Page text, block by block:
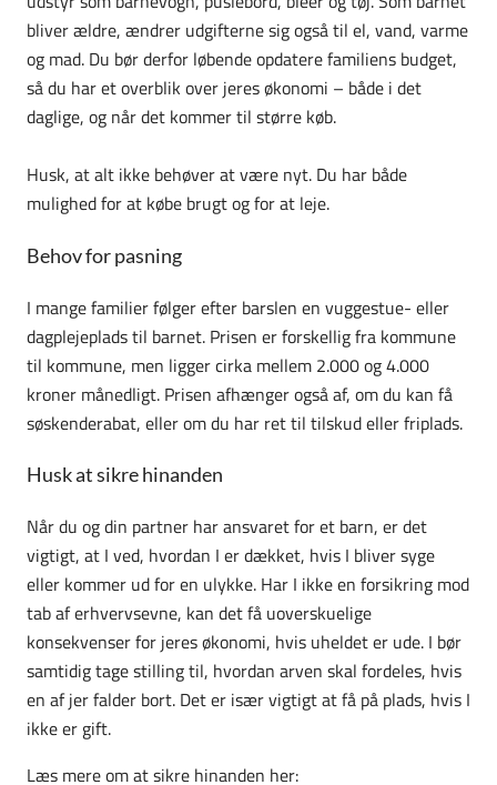
bliver ældre, ændrer udgifterne sig også til el, vand, varme
og mad. Du bør derfor løbende opdatere familiens budget,
så du har et overblik over jeres økonomi – både i det
daglige, og når det kommer til større køb.
Husk, at alt ikke behøver at være nyt. Du har både
mulighed for at købe brugt og for at leje.
Behov for pasning
I mange familier følger efter barslen en vuggestue- eller
dagplejeplads til barnet. Prisen er forskellig fra kommune
til kommune, men ligger cirka mellem 2.000 og 4.000
kroner månedligt. Prisen afhænger også af, om du kan få
søskenderabat, eller om du har ret til tilskud eller friplads.
Husk at sikre hinanden
Når du og din partner har ansvaret for et barn, er det
vigtigt, at I ved, hvordan I er dækket, hvis I bliver syge
eller kommer ud for en ulykke. Har I ikke en forsikring mod
tab af erhvervsevne, kan det få uoverskuelige
konsekvenser for jeres økonomi, hvis uheldet er ude. I bør
samtidig tage stilling til, hvordan arven skal fordeles, hvis
en af jer falder bort. Det er især vigtigt at få på plads, hvis I
ikke er gift.
Læs mere om at sikre hinanden her: